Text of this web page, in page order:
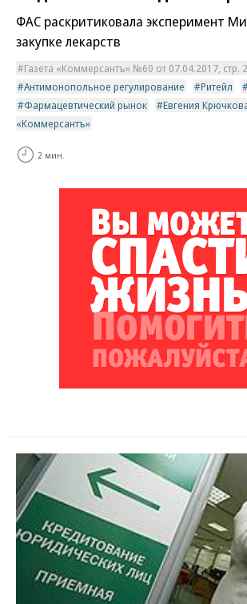
ФАС раскритиковала эксперимент
закупке лекарств
Газета «Коммерсантъ» №60 от 07.04.2017, стр. 2
Антимонопольное регулирование
Ритейл
Фармацевтический рынок
Евгения
«Коммерсантъ»
2 мин.